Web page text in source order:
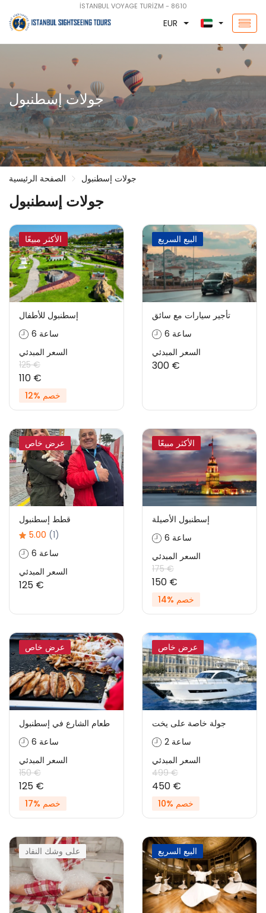
İSTANBUL VOYAGE TURİZM - 8610
EUR
جولات إسطنبول
الصفحة الرئيسية جولات إسطنبول
جولات إسطنبول
الأكثر مبيعًا
إسطنبول للأطفال
6 ساعة
السعر المبدئي
125 €
110 €
خصم %12
البيع السريع
تأجير سيارات مع سائق
6 ساعة
السعر المبدئي
300 €
عرض خاص
قطط إسطنبول
5.00 (1)
6 ساعة
السعر المبدئي
125 €
الأكثر مبيعًا
إسطنبول الأصيلة
6 ساعة
السعر المبدئي
175 €
150 €
خصم %14
عرض خاص
طعام الشارع في إسطنبول
6 ساعة
السعر المبدئي
150 €
125 €
خصم %17
عرض خاص
جولة خاصة على يخت
2 ساعة
السعر المبدئي
499 €
450 €
خصم %10
على وشك النفاد البيع السريع